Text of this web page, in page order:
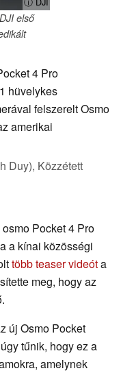
első
4 Pro
hüvelykes
felszerelt Osmo
amerikai
Duy), Közzétett
osmo Pocket 4 Pro
a kínai közösségi
több teaser videóta
meg, hogy az
új Osmo Pocket
tűnik, hogy ez a
amelynek